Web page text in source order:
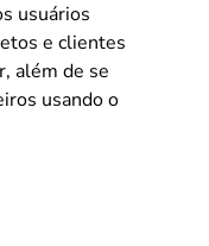
usuários
e clientes
além de se
usando o